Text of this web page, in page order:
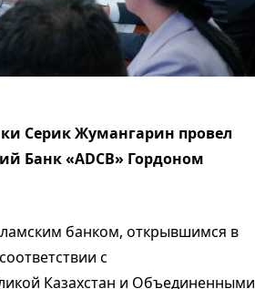
Серик Жумангарин провел
Банк «ADCB» Гордоном
банком, открывшимся в
с
Казахстан и Объединенными